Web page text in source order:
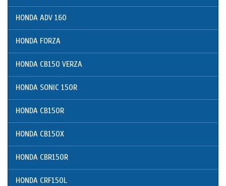
HONDA ADV 160
HONDA FORZA
HONDA CB150 VERZA
HONDA SONIC 150R
HONDA CB150R
HONDA CB150X
HONDA CBR150R
HONDA CRF150L